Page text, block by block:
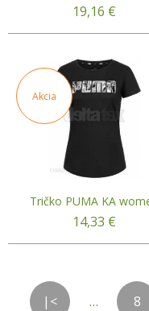
19,16 €
Akcia
Tričko PUMA KA
14,33 €
|< … 8